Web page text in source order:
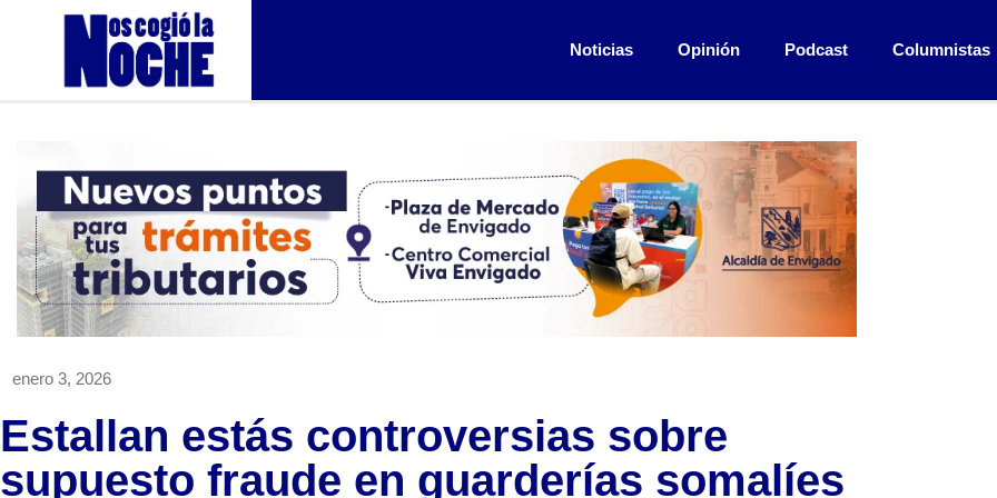
Noticias Opinión Podcast Columnistas
enero 3, 2026
Estallan estás controversias sobre
supuesto fraude en guarderías somalíes